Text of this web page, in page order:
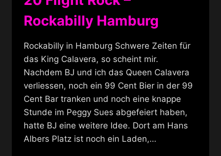
Rockabilly Hamburg
Rockabilly in Hamburg Schwere Zeiten für
das King Calavera, so scheint mir.
Nachdem BJ und ich das Queen Calavera
verliessen, noch ein 99 Cent Bier in der 99
Cent Bar tranken und noch eine knappe
Stunde im Peggy Sues abgefeiert haben,
hatte BJ eine weitere Idee. Dort am Hans
Albers Platz ist noch ein Laden,…